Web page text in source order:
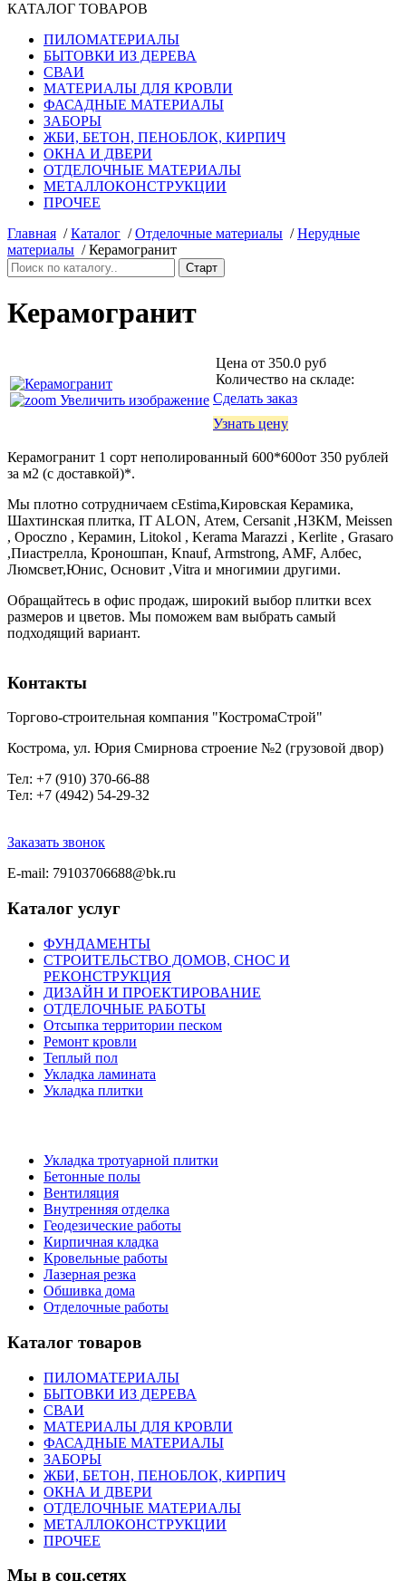
КАТАЛОГ ТОВАРОВ
ПИЛОМАТЕРИАЛЫ
БЫТОВКИ ИЗ ДЕРЕВА
СВАИ
МАТЕРИАЛЫ ДЛЯ КРОВЛИ
ФАСАДНЫЕ МАТЕРИАЛЫ
ЗАБОРЫ
ЖБИ, БЕТОН, ПЕНОБЛОК, КИРПИЧ
ОКНА И ДВЕРИ
ОТДЕЛОЧНЫЕ МАТЕРИАЛЫ
МЕТАЛЛОКОНСТРУКЦИИ
ПРОЧЕЕ
Главная /Каталог /Отделочные материалы /Нерудные
материалы /Керамогранит
Керамогранит
Увеличить изображение
Цена от 350.0 руб
Количество на складе:
Сделать заказ
Узнать цену
Керамогранит 1 сорт неполированный 600*600от 350 рублей
за м2 (с доставкой)*.
Мы плотно сотрудничаем сEstima,Кировская Керамика,
Шахтинская плитка, IT ALON, Атем, Cersanit ,НЗКМ, Meissen
, Opoczno , Керамин, Litokol , Kerama Marazzi , Kerlite , Grasaro
,Пиастрелла, Кроношпан, Knauf, Armstrong, AMF, Албес,
Люмсвет,Юнис, Основит ,Vitra и многимии другими.
Обращайтесь в офис продаж, широкий выбор плитки всех
размеров и цветов. Мы поможем вам выбрать самый
подходящий вариант.
Контакты
Торгово-строительная компания "КостромаСтрой"
Кострома, ул. Юрия Смирнова строение №2 (грузовой двор)
Тел: +7 (910) 370-66-88
Тел: +7 (4942) 54-29-32
Заказать звонок
E-mail: 79103706688@bk.ru
Каталог услуг
ФУНДАМЕНТЫ
СТРОИТЕЛЬСТВО ДОМОВ, СНОС И
РЕКОНСТРУКЦИЯ
ДИЗАЙН И ПРОЕКТИРОВАНИЕ
ОТДЕЛОЧНЫЕ РАБОТЫ
Отсыпка территории песком
Ремонт кровли
Теплый пол
Укладка ламината
Укладка плитки
Укладка тротуарной плитки
Бетонные полы
Вентиляция
Внутренняя отделка
Геодезические работы
Кирпичная кладка
Кровельные работы
Лазерная резка
Обшивка дома
Отделочные работы
Каталог товаров
ПИЛОМАТЕРИАЛЫ
БЫТОВКИ ИЗ ДЕРЕВА
СВАИ
МАТЕРИАЛЫ ДЛЯ КРОВЛИ
ФАСАДНЫЕ МАТЕРИАЛЫ
ЗАБОРЫ
ЖБИ, БЕТОН, ПЕНОБЛОК, КИРПИЧ
ОКНА И ДВЕРИ
ОТДЕЛОЧНЫЕ МАТЕРИАЛЫ
МЕТАЛЛОКОНСТРУКЦИИ
ПРОЧЕЕ
Мы в соц.сетях